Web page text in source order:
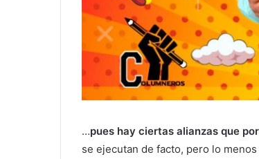
…pues hay ciertas alianzas que
se ejecutan de facto, pero lo